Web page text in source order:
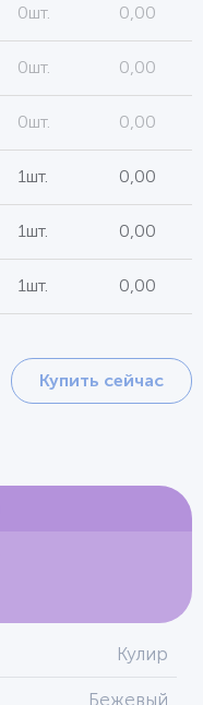
0шт. 0,00
0шт. 0,00
0шт. 0,00
1шт. 0,00
1шт. 0,00
1шт. 0,00
Купить сейчас
Кулир
Бежевый